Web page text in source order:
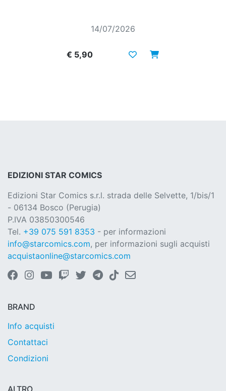
14/07/2026
€ 5,90
EDIZIONI STAR COMICS
Edizioni Star Comics s.r.l. strada delle Selvette, 1/bis/1
- 06134 Bosco (Perugia)
P.IVA 03850300546
Tel. +39 075 591 8353 - per informazioni
info@starcomics.com, per informazioni sugli acquisti
acquistaonline@starcomics.com
BRAND
Info acquisti
Contattaci
Condizioni